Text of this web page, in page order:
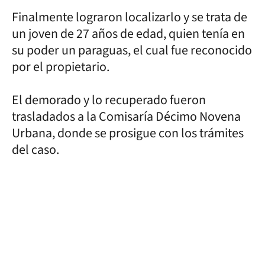
Finalmente lograron localizarlo y se trata de
un joven de 27 años de edad, quien tenía en
su poder un paraguas, el cual fue reconocido
por el propietario.
El demorado y lo recuperado fueron
trasladados a la Comisaría Décimo Novena
Urbana, donde se prosigue con los trámites
del caso.